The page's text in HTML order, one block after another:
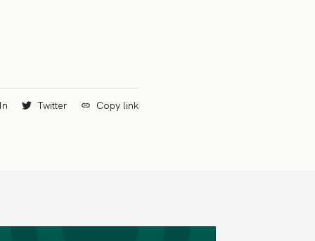
Twitter Copy link